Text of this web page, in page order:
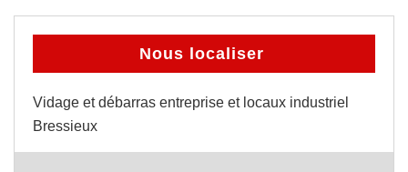
Nous localiser
Vidage et débarras entreprise et locaux industriel
Bressieux